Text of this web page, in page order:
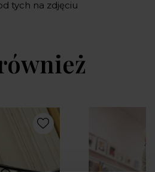
tych na zdjęciu